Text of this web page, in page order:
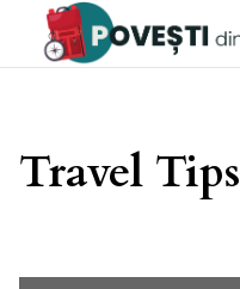
Skip to content
Travel Tips